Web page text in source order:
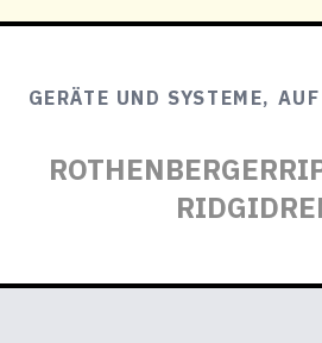
GERÄTE UND SYSTEME,
ROTHENBERGER
RIDGID